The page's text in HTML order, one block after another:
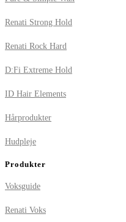
Renati Strong Hold
Renati Rock Hard
D:Fi Extreme Hold
ID Hair Elements
Hårprodukter
Hudpleje
Produkter
Voksguide
Renati Voks